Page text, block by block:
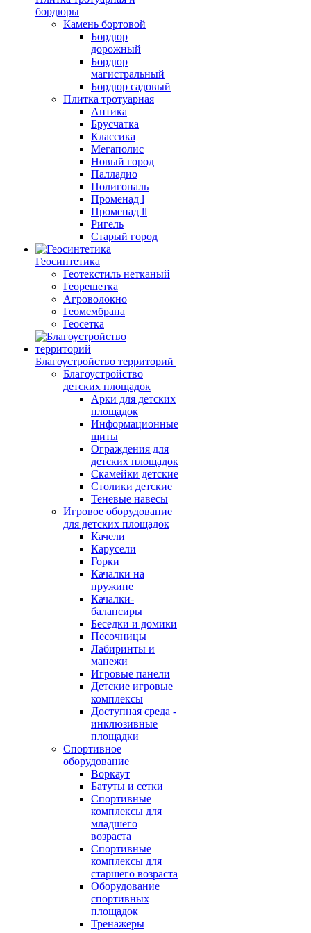
бордюры
Камень бортовой
Бордюр
дорожный
Бордюр
магистральный
Бордюр садовый
Плитка тротуарная
Антика
Брусчатка
Классика
Мегаполис
Новый город
Палладио
Полигональ
Променад l
Променад ll
Ригель
Старый город
Геосинтетика
Геотекстиль нетканый
Георешетка
Агроволокно
Геомембрана
Геосетка
Благоустройство территорий
Благоустройство
детских площадок
Арки для детских
площадок
Информационные
щиты
Ограждения для
детских площадок
Скамейки детские
Столики детские
Теневые навесы
Игровое оборудование
для детских площадок
Качели
Карусели
Горки
Качалки на
пружине
Качалки-
балансиры
Беседки и домики
Песочницы
Лабиринты и
манежи
Игровые панели
Детские игровые
комплексы
Доступная среда -
инклюзивные
площадки
Спортивное
оборудование
Воркаут
Батуты и сетки
Спортивные
комплексы для
младшего
возраста
Спортивные
комплексы для
старшего возраста
Оборудование
спортивных
площадок
Тренажеры